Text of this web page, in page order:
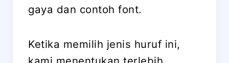
gaya dan contoh font.
Ketika memilih jenis huruf ini,